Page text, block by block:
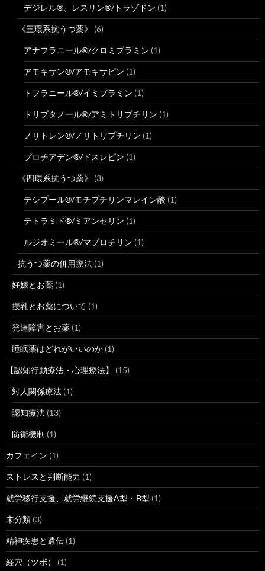
デジレル®、レスリン®/トラゾドン (1)
《三環系抗うつ薬》 (6)
アナフラニール®/クロミプラミン (1)
アモキサン®/アモキサピン (1)
トフラニール®/イミプラミン (1)
トリプタノール®/アミトリプチリン (1)
ノリトレン®/ノリトリプチリン (1)
プロチアデン®/ドスレピン (1)
《四環系抗うつ薬》 (3)
テシプール®/モチプチリンマレイン酸 (1)
テトラミド®/ミアンセリン (1)
ルジオミール®/マプロチリン (1)
抗うつ薬の併用療法 (1)
妊娠とお薬 (1)
授乳とお薬について (1)
発達障害とお薬 (1)
睡眠薬はどれがいいのか (1)
【認知行動療法・心理療法】 (15)
対人関係療法 (1)
認知療法 (13)
防衛機制 (1)
カフェイン (1)
ストレスと判断能力 (1)
就労移行支援、就労継続支援A型・B型 (1)
未分類 (3)
精神疾患と遺伝 (1)
経穴（ツボ） (1)